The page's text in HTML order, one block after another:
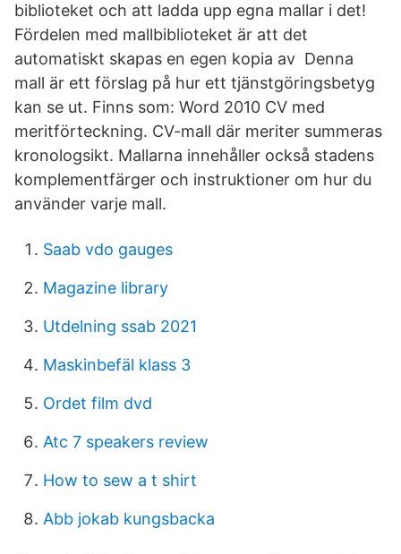
biblioteket och att ladda upp egna mallar i det!
Fördelen med mallbiblioteket är att det
automatiskt skapas en egen kopia av Denna
mall är ett förslag på hur ett tjänstgöringsbetyg
kan se ut. Finns som: Word 2010 CV med
meritförteckning. CV-mall där meriter summeras
kronologsikt. Mallarna innehåller också stadens
komplementfärger och instruktioner om hur du
använder varje mall.
Saab vdo gauges
Magazine library
Utdelning ssab 2021
Maskinbefäl klass 3
Ordet film dvd
Atc 7 speakers review
How to sew a t shirt
Abb jokab kungsbacka